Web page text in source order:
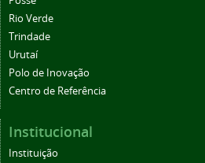
Rio Verde
Trindade
Urutaí
Polo de Inovação
Centro de Referência
Institucional
Instituição